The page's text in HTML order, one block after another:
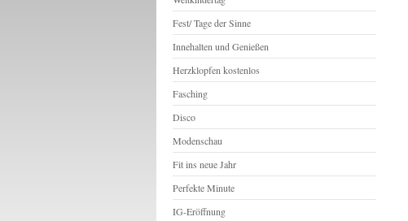
Fest/ Tage der Sinne
Innehalten und Genießen
Herzklopfen kostenlos
Fasching
Disco
Modenschau
Fit ins neue Jahr
Perfekte Minute
IG-Eröffnung